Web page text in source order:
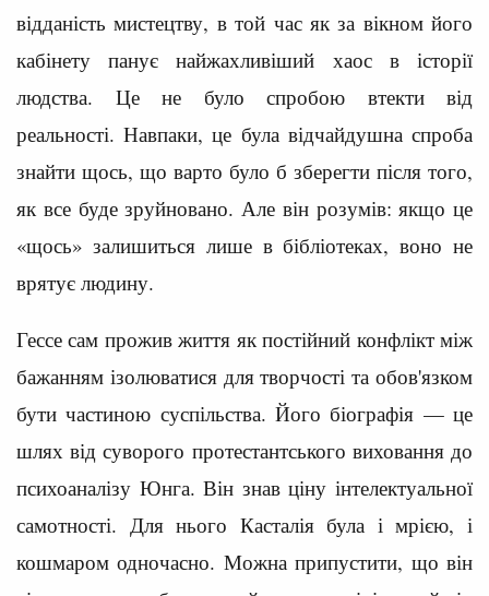
відданість мистецтву, в той час як за вікном його
кабінету панує найжахливіший хаос в історії
людства. Це не було спробою втекти від
реальності. Навпаки, це була відчайдушна спроба
знайти щось, що варто було б зберегти після того,
як все буде зруйновано. Але він розумів: якщо це
«щось» залишиться лише в бібліотеках, воно не
врятує людину.
Гессе сам прожив життя як постійний конфлікт між
бажанням ізолюватися для творчості та обов'язком
бути частиною суспільства. Його біографія — це
шлях від суворого протестантського виховання до
психоаналізу Юнга. Він знав ціну інтелектуальної
самотності. Для нього Касталія була і мрією, і
кошмаром одночасно. Можна припустити, що він